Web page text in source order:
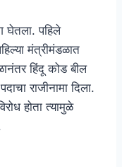
घेतला. पहिले
मंत्रीमंडळात
हिंदू कोड बील
राजीनामा दिला.
होता त्यामुळे